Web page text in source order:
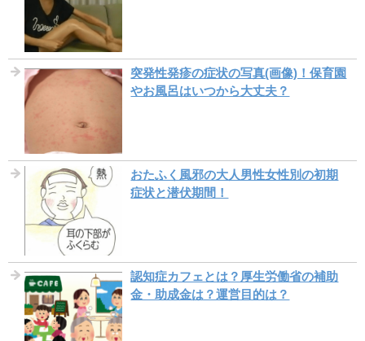
突発性発疹の症状の写真(画像)！保育園
やお風呂はいつから大丈夫？
おたふく風邪の大人男性女性別の初期
症状と潜伏期間！
認知症カフェとは？厚生労働省の補助
金・助成金は？運営目的は？